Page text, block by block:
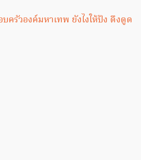
ครัวองค์มหาเทพ ยังไงให้ปัง ดึงดูด